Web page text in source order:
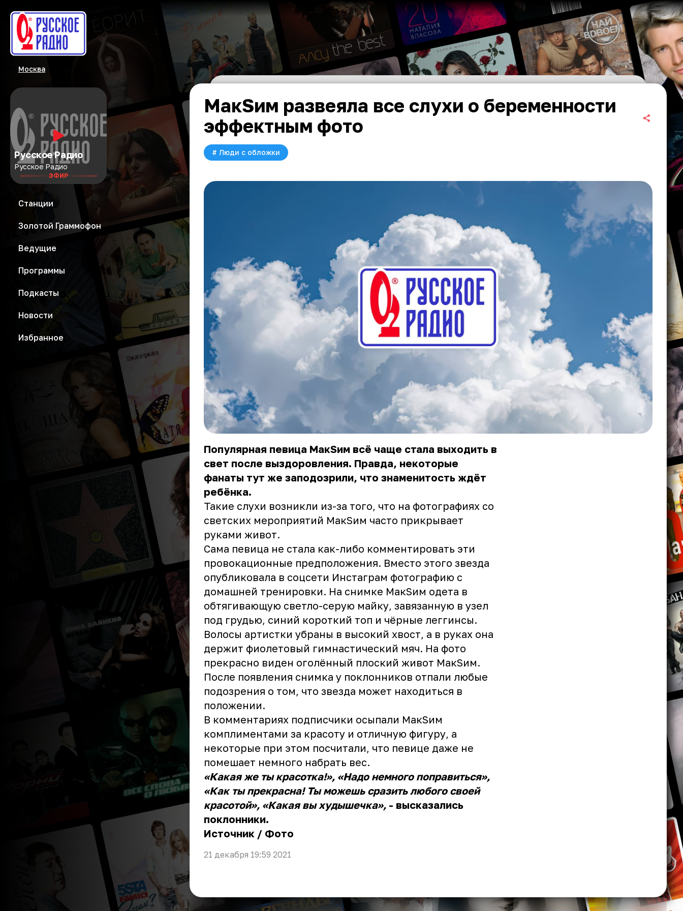
Москва
Русское Радио
Русское Радио
ЭФИР
Станции
Золотой Граммофон
Ведущие
Программы
Подкасты
Новости
Избранное
МакSим развеяла все слухи о беременности
эффектным фото
# Люди с обложки
Популярная певица МакSим всё чаще стала выходить в
свет после выздоровления. Правда, некоторые
фанаты тут же заподозрили, что знаменитость ждёт
ребёнка.
Такие слухи возникли из-за того, что на фотографиях со
светских мероприятий МакSим часто прикрывает
руками живот.
Сама певица не стала как-либо комментировать эти
провокационные предположения. Вместо этого звезда
опубликовала в соцсети Инстаграм фотографию с
домашней тренировки. На снимке МакSим одета в
обтягивающую светло-серую майку, завязанную в узел
под грудью, синий короткий топ и чёрные леггинсы.
Волосы артистки убраны в высокий хвост, а в руках она
держит фиолетовый гимнастический мяч. На фото
прекрасно виден оголённый плоский живот МакSим.
После появления снимка у поклонников отпали любые
подозрения о том, что звезда может находиться в
положении.
В комментариях подписчики осыпали МакSим
комплиментами за красоту и отличную фигуру, а
некоторые при этом посчитали, что певице даже не
помешает немного набрать вес.
«Какая же ты красотка!», «Надо немного поправиться»,
«Как ты прекрасна! Ты можешь сразить любого своей
красотой», «Какая вы худышечка», - высказались
поклонники.
Источник / Фото
21 декабря 19:59 2021